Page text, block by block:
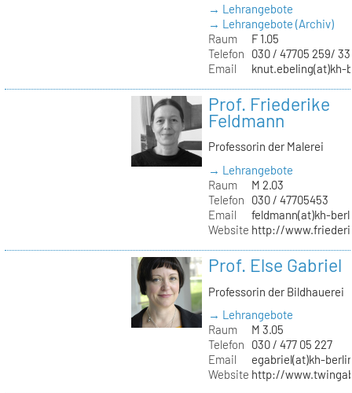
→ Lehrangebote
→ Lehrangebote (Archiv)
Raum
F 1.05
Telefon
030 / 47705 259/
Email
knut.ebeling(at)kh-
Prof. Friederike
Feldmann
Professorin der Malerei
→ Lehrangebote
Raum
M 2.03
Telefon
030 / 47705453
Email
feldmann(at)kh-
Website http://
Prof. Else Gabriel
Professorin der Bildhauerei
→ Lehrangebote
Raum
M 3.05
Telefon
030 / 477 05 227
Email
egabriel(at)kh-
Website http://